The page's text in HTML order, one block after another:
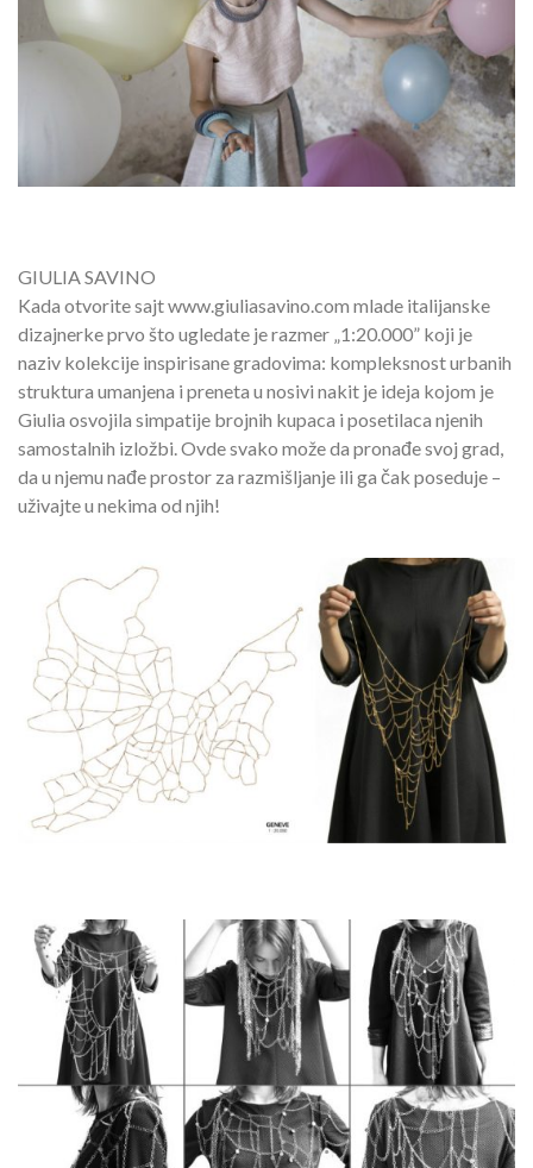
GIULIA SAVINO
Kada otvorite sajt www.giuliasavino.com mlade italijanske
dizajnerke prvo što ugledate je razmer „1:20.000” koji je
naziv kolekcije inspirisane gradovima: kompleksnost urbanih
struktura umanjena i preneta u nosivi nakit je ideja kojom je
Giulia osvojila simpatije brojnih kupaca i posetilaca njenih
samostalnih izložbi. Ovde svako može da pronađe svoj grad,
da u njemu nađe prostor za razmišljanje ili ga čak poseduje –
uživajte u nekima od njih!